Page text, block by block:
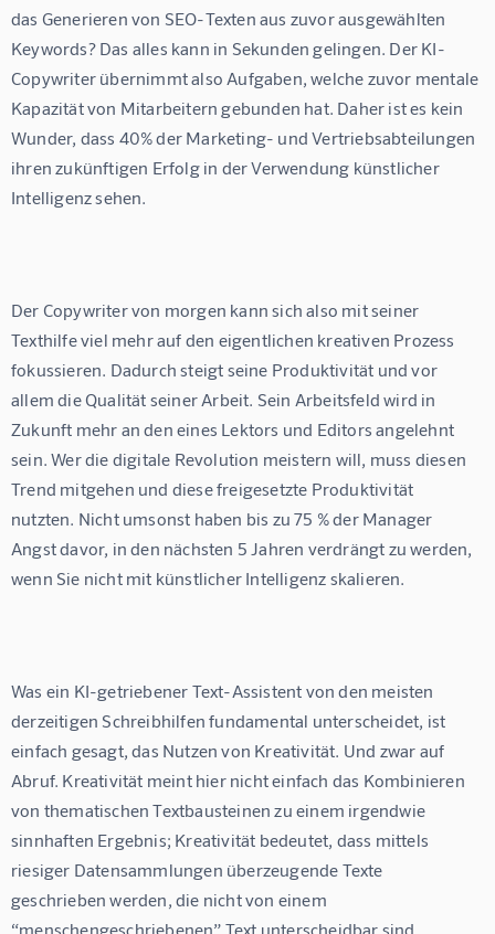
das Generieren von SEO-Texten aus zuvor ausgewählten
Keywords? Das alles kann in Sekunden gelingen. Der KI-
Copywriter übernimmt also Aufgaben, welche zuvor mentale
Kapazität von Mitarbeitern gebunden hat. Daher ist es kein
Wunder, dass 40% der Marketing- und Vertriebsabteilungen
ihren zukünftigen Erfolg in der Verwendung künstlicher
Intelligenz sehen.
Der Copywriter von morgen kann sich also mit seiner
Texthilfe viel mehr auf den eigentlichen kreativen Prozess
fokussieren. Dadurch steigt seine Produktivität und vor
allem die Qualität seiner Arbeit. Sein Arbeitsfeld wird in
Zukunft mehr an den eines Lektors und Editors angelehnt
sein. Wer die digitale Revolution meistern will, muss diesen
Trend mitgehen und diese freigesetzte Produktivität
nutzten. Nicht umsonst haben bis zu 75 % der Manager
Angst davor, in den nächsten 5 Jahren verdrängt zu werden,
wenn Sie nicht mit künstlicher Intelligenz skalieren.
Was ein KI-getriebener Text-Assistent von den meisten
derzeitigen Schreibhilfen fundamental unterscheidet, ist
einfach gesagt, das Nutzen von Kreativität. Und zwar auf
Abruf. Kreativität meint hier nicht einfach das Kombinieren
von thematischen Textbausteinen zu einem irgendwie
sinnhaften Ergebnis; Kreativität bedeutet, dass mittels
riesiger Datensammlungen überzeugende Texte
geschrieben werden, die nicht von einem
“menschengeschriebenen” Text unterscheidbar sind.